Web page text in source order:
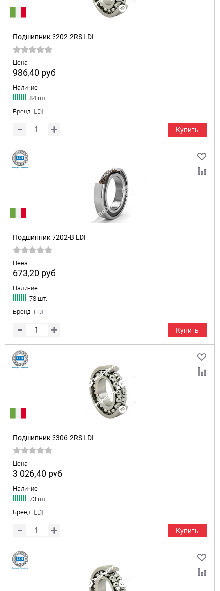
Подшипник 3202-2RS LDI
Цена
986,40 руб
Наличие
84 шт.
Бренд LDI
Купить
Подшипник 7202-B LDI
Цена
673,20 руб
Наличие
78 шт.
Бренд LDI
Купить
Подшипник 3306-2RS LDI
Цена
3 026,40 руб
Наличие
73 шт.
Бренд LDI
Купить